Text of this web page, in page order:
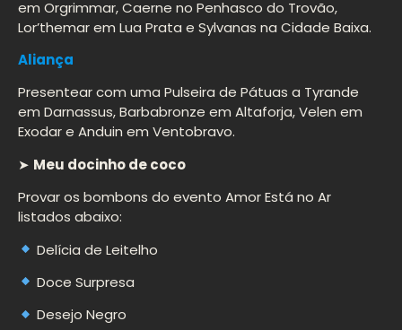
em Orgrimmar, Caerne no Penhasco do Trovão,
Lor’themar em Lua Prata e Sylvanas na Cidade Baixa.
Aliança
Presentear com uma Pulseira de Pátuas a Tyrande
em Darnassus, Barbabronze em Altaforja, Velen em
Exodar e Anduin em Ventobravo.
➤ Meu docinho de coco
Provar os bombons do evento Amor Está no Ar
listados abaixo:
Delícia de Leitelho
Doce Surpresa
Desejo Negro